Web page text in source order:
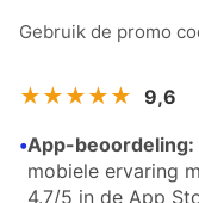
Gebruik de promo
★★★★★ 9,6
•App-beoordeling:
mobiele ervaring
4.7/5 in de App